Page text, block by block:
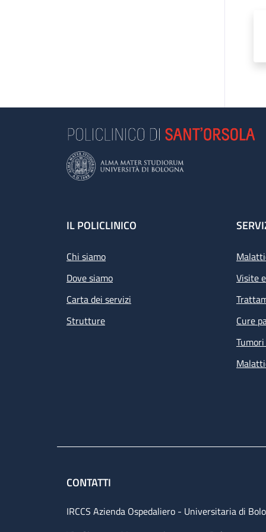
Footer
IL POLICLINICO
Chi siamo
Dove siamo
Carta dei servizi
Strutture
Visite
Cure
CONTATTI
IRCCS Azienda Ospedaliero - Universitaria di